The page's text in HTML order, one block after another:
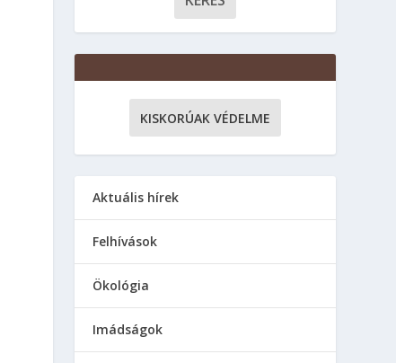
KISKORÚAK VÉDELME
Aktuális hírek
Felhívások
Ökológia
Imádságok